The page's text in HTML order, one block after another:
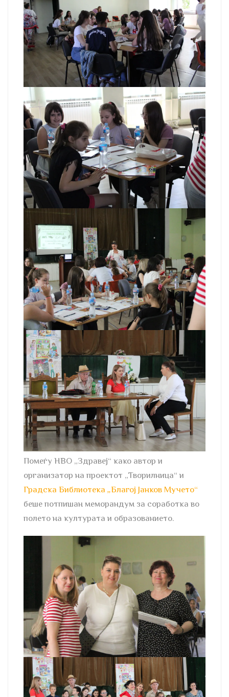
Помеѓу НВО „Здравеј“ како автор и
организатор на проектот „Творилница“ и
Градска Библиотека „Благој Јанков Мучето“
беше потпишан меморандум за соработка во
полето на културата и образованието.